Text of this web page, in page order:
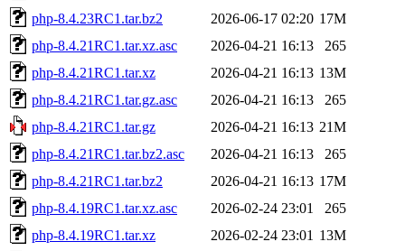
php-8.4.23RC1.tar.bz2
2026-06-17 02:20 17M
php-8.4.21RC1.tar.xz.asc
2026-04-21 16:13
265
php-8.4.21RC1.tar.xz
2026-04-21 16:13 13M
php-8.4.21RC1.tar.gz.asc
2026-04-21 16:13
265
php-8.4.21RC1.tar.gz
2026-04-21 16:13 21M
php-8.4.21RC1.tar.bz2.asc
2026-04-21 16:13
265
php-8.4.21RC1.tar.bz2
2026-04-21 16:13 17M
php-8.4.19RC1.tar.xz.asc
2026-02-24 23:01
265
php-8.4.19RC1.tar.xz
2026-02-24 23:01 13M